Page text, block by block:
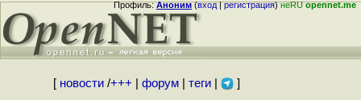
Профиль:Аноним(вход|регистрация)неRUopennet.me
[ новости/+++ форум| теги| ]